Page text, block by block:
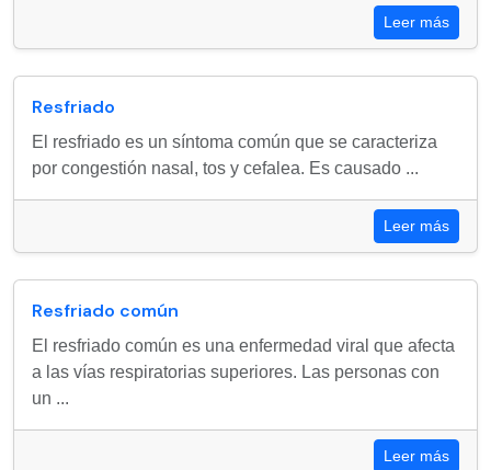
Leer más
Resfriado
El resfriado es un síntoma común que se caracteriza
por congestión nasal, tos y cefalea. Es causado ...
Leer más
Resfriado común
El resfriado común es una enfermedad viral que afecta
a las vías respiratorias superiores. Las personas con
un ...
Leer más